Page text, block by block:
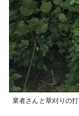
業者さんと草刈りの